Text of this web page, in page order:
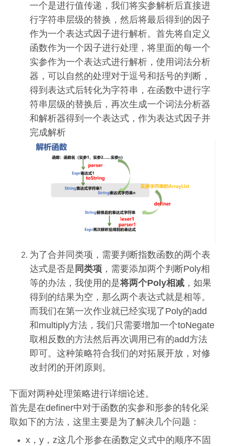
一个是进行值传递，我们将实参解析后直接进
行字符串层级的替换，然后将最后得到的因子
作为一个表达式因子进行解析。首先将自定义
函数作为一个因子进行处理，将里面的每一个
实参作为一个表达式进行解析，使用词法分析
器，可以自然的处理对于逗号和括号的判断，
得到表达式后转化为字符串，在函数中进行字
符串层级的替换后，再次生成一个词法分析器
和解析器得到一个表达式，作为表达式因子并
完成解析
为了合并同类项，需要判断指数函数的两个表
达式是否是 同类项 ，需要添加两个判断Poly相
等的办法，我使用的是将两个Poly相减 ，如果
得到的结果为空，那么两个表达式就是相等。
而我们在第一次作业就已经实现了Poly的add
和multiply方法，我们只需要增加一个toNegate
取相反数的方法然后再次调用已有的add方法
即可。这种策略符合我们的对拓展开放，对修
改封闭的开闭原则。
下面对两种处理策略进行详细论述。
首先是在definer中对于函数的实参和形参的转化采
取如下的方法，这里主要是为了解决几个问题：
x，y，z这几个形参在函数定义式中的顺序不固